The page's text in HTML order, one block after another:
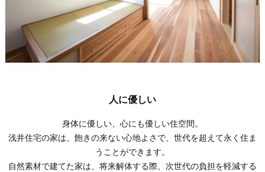
人に優しい
身体に優しい、心にも優しい住空間。
浅井住宅の家は、飽きの来ない心地よさで、世代を超えて永く住ま
うことができます。
自然素材で建てた家は、将来解体する際、次世代の負担を軽減する